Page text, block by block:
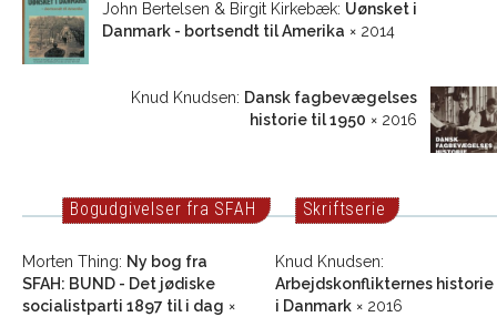
John Bertelsen & Birgit Kirkebæk: Uønsket i
Danmark - bortsendt til Amerika × 2014
Knud Knudsen: Dansk fagbevægelses
historie til 1950 × 2016
Bogudgivelser fra SFAH Skriftserie
Morten Thing: Ny bog fra
SFAH: BUND - Det jødiske
socialistparti 1897 til i dag ×
Knud Knudsen:
Arbejdskonflikternes historie
i Danmark × 2016